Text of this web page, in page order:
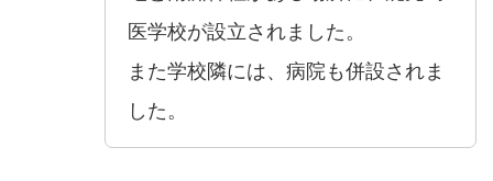
医学校が設立されました。
また学校隣には、病院も併設されま
した。